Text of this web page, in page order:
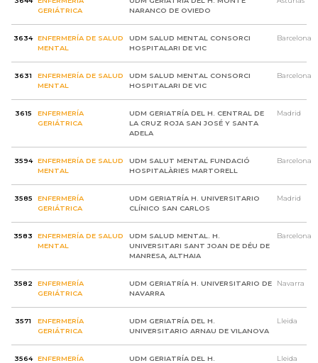
GERIÁTRICA
NARANCO DE OVIEDO
3634
ENFERMERÍA DE SALUD
MENTAL
UDM SALUD MENTAL CONSORCI
HOSPITALARI DE VIC
Barcelona
3631
ENFERMERÍA DE SALUD
MENTAL
UDM SALUD MENTAL CONSORCI
HOSPITALARI DE VIC
Barcelona
3615
ENFERMERÍA
GERIÁTRICA
UDM GERIATRÍA DEL H. CENTRAL DE
LA CRUZ ROJA SAN JOSÉ Y SANTA
ADELA
Madrid
3594
ENFERMERÍA DE SALUD
MENTAL
UDM SALUT MENTAL FUNDACIÓ
HOSPITALÀRIES MARTORELL
Barcelona
3585
ENFERMERÍA
GERIÁTRICA
UDM GERIATRÍA H. UNIVERSITARIO
CLÍNICO SAN CARLOS
Madrid
3583
ENFERMERÍA DE SALUD
MENTAL
UDM SALUD MENTAL. H.
UNIVERSITARI SANT JOAN DE DÉU DE
MANRESA, ALTHAIA
Barcelona
3582
ENFERMERÍA
GERIÁTRICA
UDM GERIATRÍA H. UNIVERSITARIO DE
NAVARRA
Navarra
3571
ENFERMERÍA
GERIÁTRICA
UDM GERIATRÍA DEL H.
UNIVERSITARIO ARNAU DE VILANOVA
Lleida
3564
ENFERMERÍA
UDM GERIATRÍA DEL H.
Lleida